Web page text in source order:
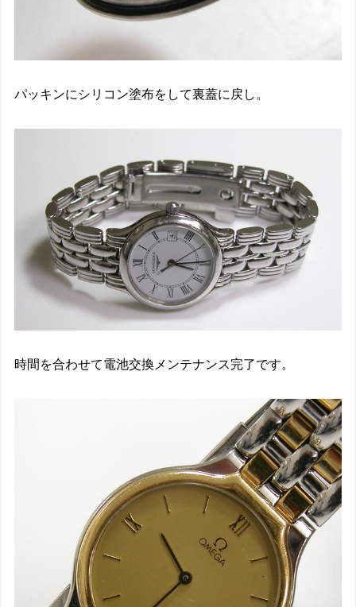
パッキンにシリコン塗布をして裏蓋に戻し。
時間を合わせて電池交換メンテナンス完了です。